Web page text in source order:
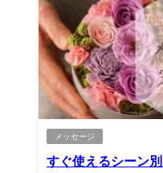
メッセージ
すぐ使えるシーン